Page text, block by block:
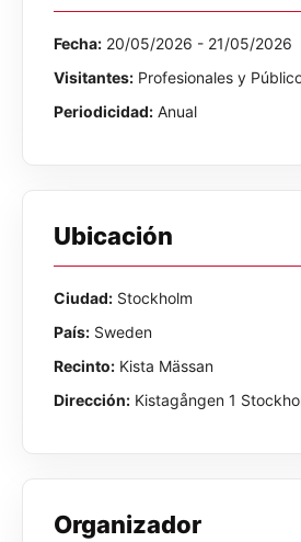
Fecha: 20/05/2026 - 21/05/2026
Visitantes: Profesionales y
Periodicidad: Anual
Ubicación
Ciudad: Stockholm
País: Sweden
Recinto: Kista Mässan
Dirección: Kistagången 1
Organizador